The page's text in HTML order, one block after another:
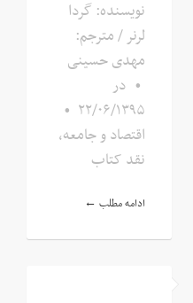
نویسنده: گردا
لرنر / مترجم:
مهدی حسینی
• در
۲۲/۰۶/۱۳۹۵ •
اقتصاد و جامعه,
نقد کتاب
ادامه مطلب ←